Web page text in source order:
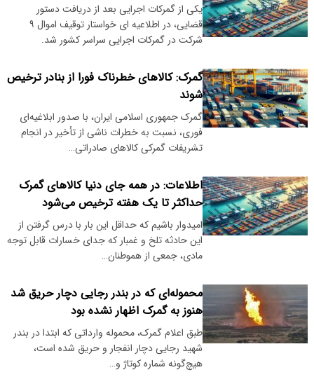
یکی از گمرکات اجرایی بعد از دریافت دستور
قضایی، در اطلاعیه ای خواستار توقیف اموال ۹
شرکت در گمرکات اجرایی سراسر کشور شد.
گمرک: کالاهای خطرناک فورا از بنادر ترخیص
شوند
گمرک جمهوری اسلامی ایران، با صدور ابلاغیه‌ای
فوری، نسبت به خطرات ناشی از تأخیر در انجام
تشریفات گمرکی کالاهای صادراتی…
اطلاعات: در همه جای دنیا کالاهای گمرک
حداکثر تا یک هفته ترخیص می‌شود
امیدوار باشیم که حداقل این بار با درس گرفتن از
این حادثه تلخ و غمبار که جدای خسارات قابل توجه
مادی، جمعی از هموطنان…
محموله‌ای که در بندر رجایی دچار حریق شد
هنوز به گمرک اظهار نشده بود
طبق اعلام گمرک، محموله وارداتی که ابتدا در بندر
شهید رجایی دچار انفجار و حریق شده است،
هیچ‌گونه شماره کوتاژ و…